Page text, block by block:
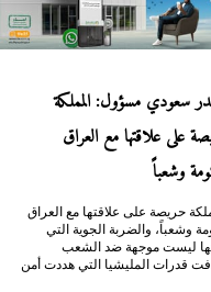
سعودي مسؤول: المملكة
على علاقتها مع العراق
وشعباً
حريصة على علاقتها مع العراق
وشعباً، والضربة الجوية التي
ليست موجهة ضد الشعب
قدرات المليشيا التي هددت أمن